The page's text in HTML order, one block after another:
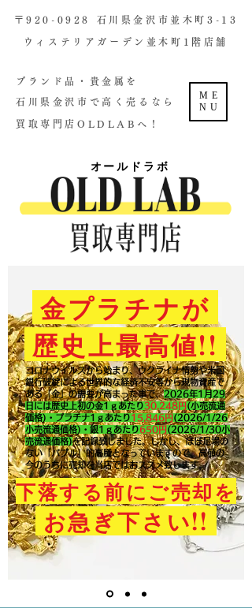
ME
NU
金プラチナが
歴史上最高値!!
コロナウイルスから始まり、ウクライナ情勢や米国
銀行破綻による世界的な経済不安等から現物資産で
ある「金」の需要が高まった事で、2026年1月29
日には歴史上初の金1ｇあたり30,248円 (小売流通
価格)・プラチナ1ｇあたり15,846円 (2026/1/26
小売流通価格)・銀1ｇあたり650円 (2026/1/30小
売流通価格)を記録致しました。​しかし、ほぼ足場の
ない「バブル」的高騰となっていますので、高値の
今のうちに売却を当店ではおススメ致します。
下落する前にご売却を
お急ぎ下さい!!
​〒920-0928 石川県金沢市並木町3-13
ウィステリアガーデン並木町1階店舗​
ブランド品・貴金属を
石川県金沢市で高く売るなら
買取専門店OLDLABへ！
オールドラボ